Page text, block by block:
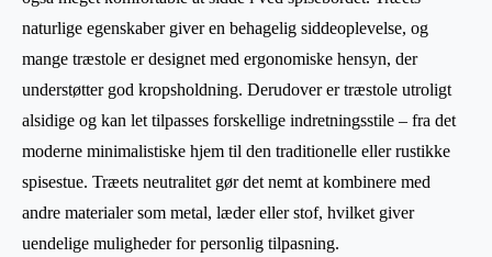
naturlige egenskaber giver en behagelig siddeoplevelse, og
mange træstole er designet med ergonomiske hensyn, der
understøtter god kropsholdning. Derudover er træstole utroligt
alsidige og kan let tilpasses forskellige indretningsstile – fra det
moderne minimalistiske hjem til den traditionelle eller rustikke
spisestue. Træets neutralitet gør det nemt at kombinere med
andre materialer som metal, læder eller stof, hvilket giver
uendelige muligheder for personlig tilpasning.